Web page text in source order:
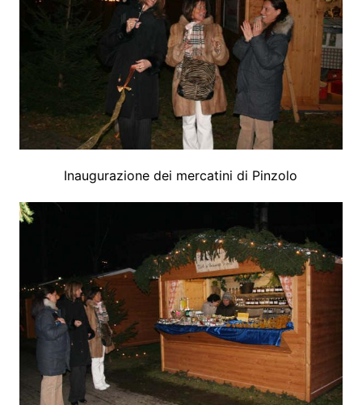
Inaugurazione dei mercatini di Pinzolo